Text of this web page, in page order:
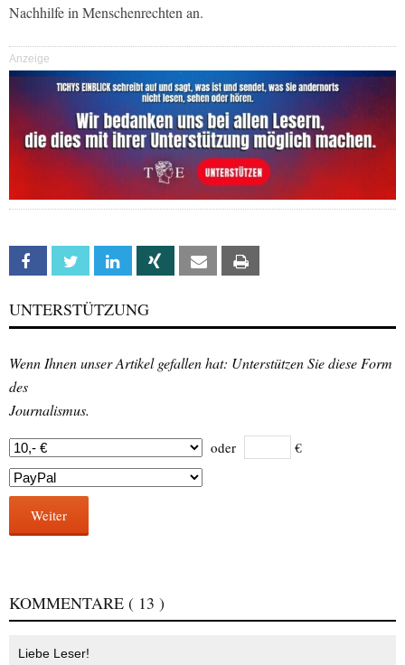
Nachhilfe in Menschenrechten an.
Anzeige
Facebook Twitter Linkedin Xing Email
UNTERSTÜTZUNG
Wenn Ihnen unser Artikel gefallen hat: Unterstützen Sie diese Form
des
Journalismus.
oder €
Weiter
KOMMENTARE ( 13 )
Liebe Leser!